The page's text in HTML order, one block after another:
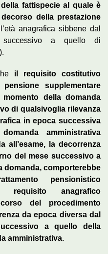
fattispecie al quale è
della prestazione
anagrafica sibbene dal
a quello di
il requisito costitutivo
supplementare
momento della domanda
di qualsivoglia rilevanza
in epoca successiva
amministrativa
all’esame, la decorrenza
del mese successivo a
domanda, comporterebbe
pensionistico
anagrafico
del procedimento
da epoca diversa dal
a quello della
amministrativa.